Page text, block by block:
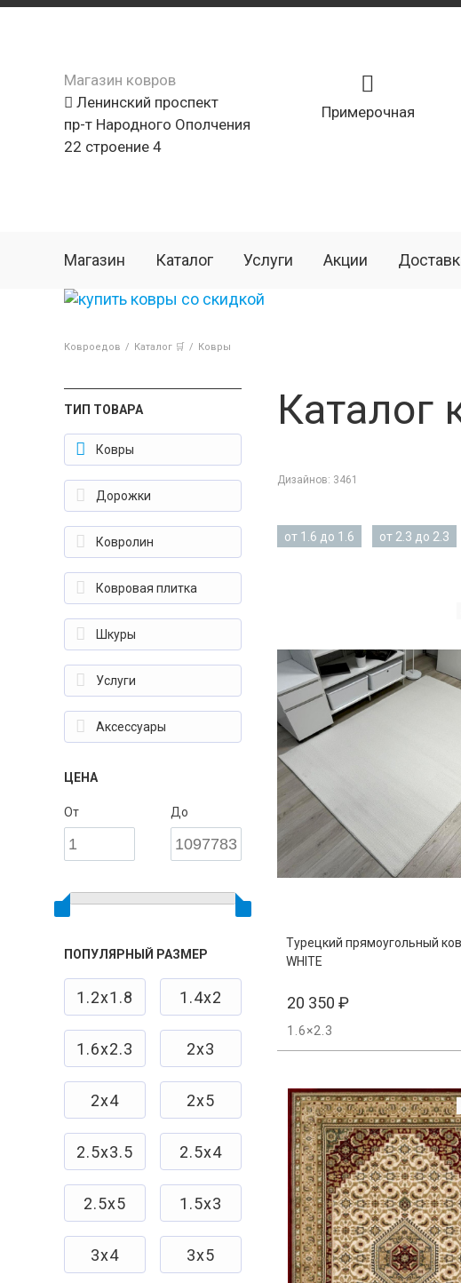
Магазин ковров
Ленинский проспект
пр-т Народного Ополчения
22 строение 4
Примерочная
Магазин Каталог Услуги Акции
Ковроедов / Каталог 🛒 / Ковры
Каталог
Дизайнов: 3461
от 1.6 до 1.6 от 2.3 до 2.3
Турецкий прямоугольный
WHITE
20 350 ₽
1.6×2.3
ТИП ТОВАРА
ковры
дорожки
ковролин
ковровая плитка
шкуры
услуги
аксессуары
ЦЕНА
От До
ПОПУЛЯРНЫЙ РАЗМЕР
1.2х1.8 1.4х2
1.6х2.3 2х3
2х4 2х5
2.5х3.5 2.5х4
2.5х5 1.5х3
3х4 3х5